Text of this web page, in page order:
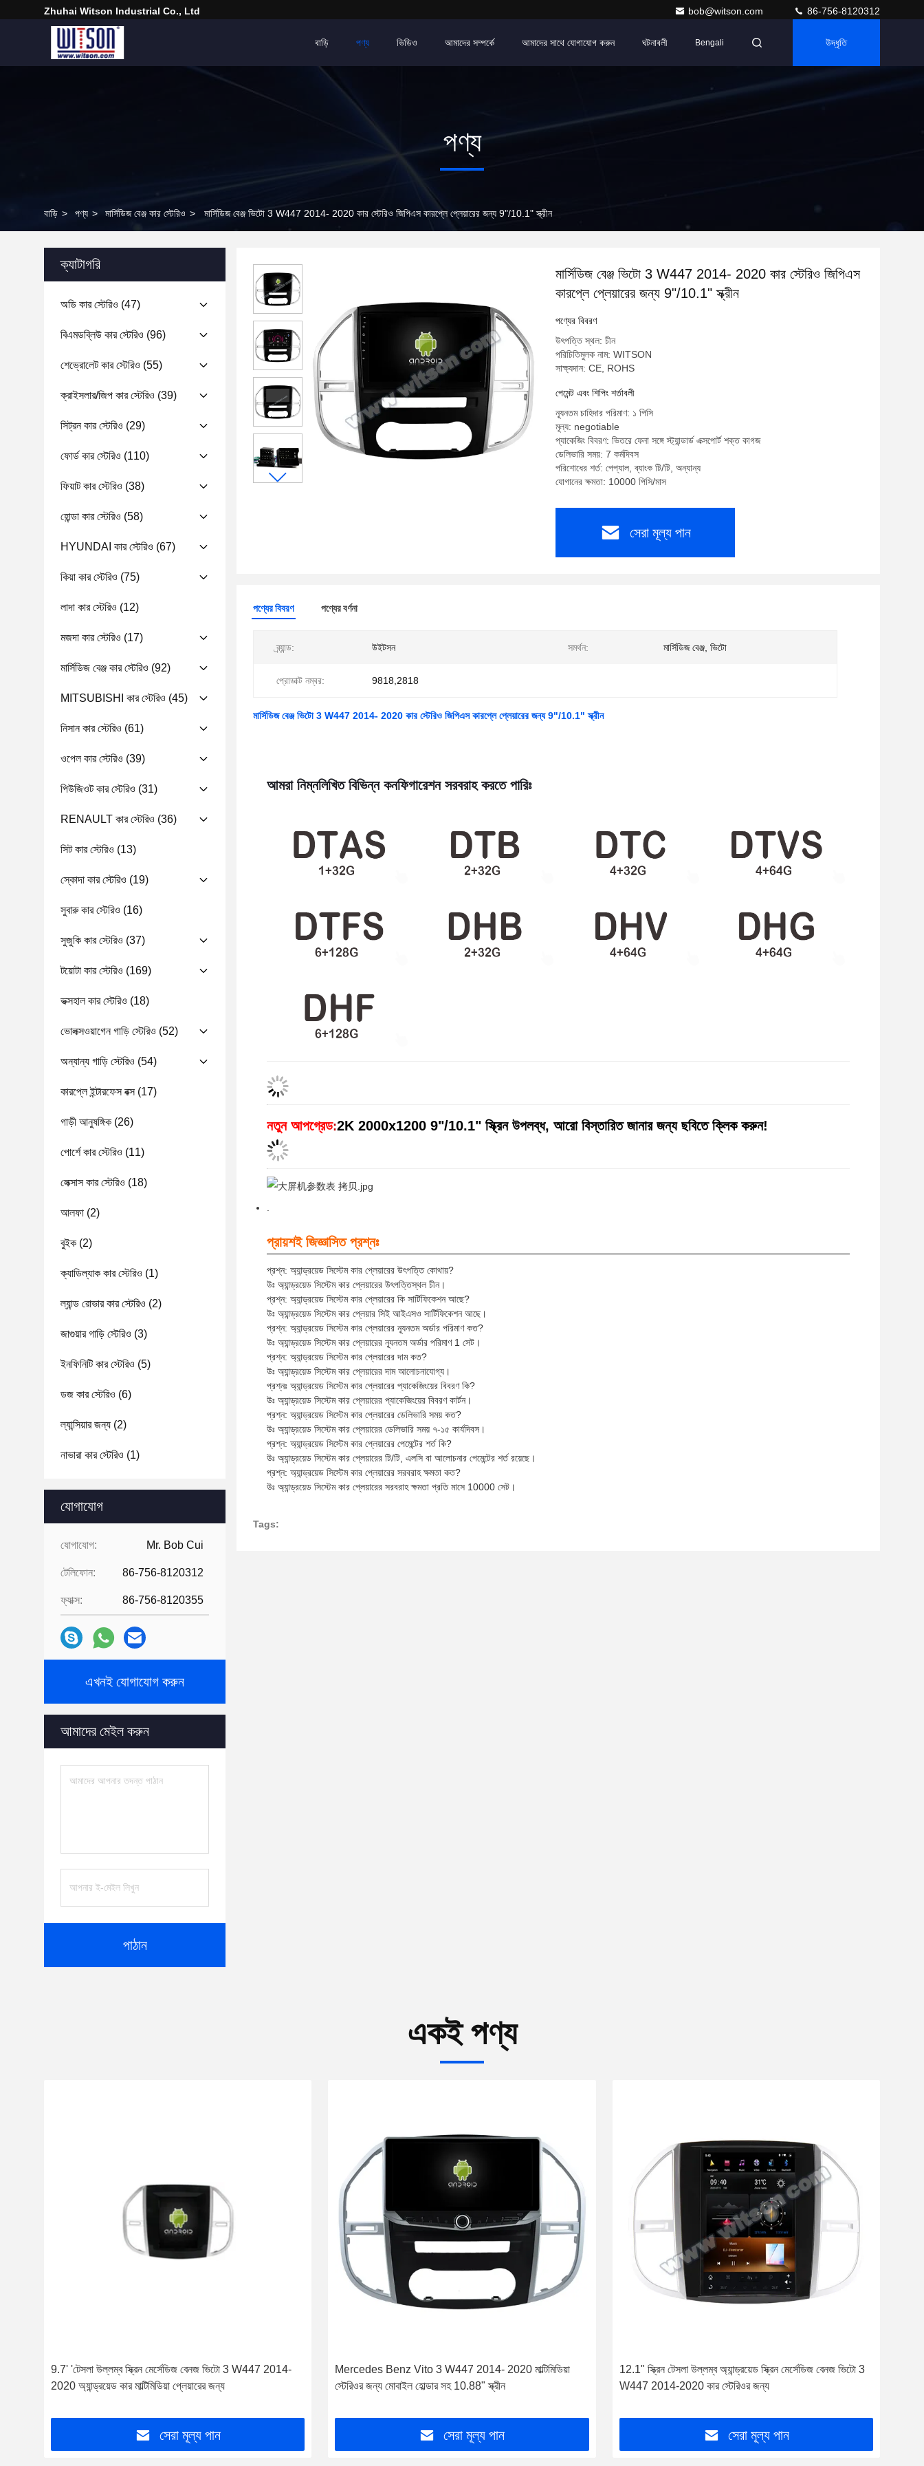
Zhuhai Witson Industrial Co., Ltd bob@witson.com 86-756-8120312
বাড়ি পণ্য ভিডিও আমাদের সম্পর্কে আমাদের সাথে যোগাযোগ করুন ঘটনাবলী Bengali উদ্ধৃতি
পণ্য
বাড়ি > পণ্য > মার্সিডিজ বেঞ্জ কার স্টেরিও > মার্সিডিজ বেঞ্জ ভিটো 3 W447 2014- 2020 কার স্টেরিও জিপিএস কারপ্লে প্লেয়ারের জন্য 9"/10.1" স্ক্রীন
ক্যাটাগরি
অডি কার স্টেরিও (47)
বিএমডব্লিউ কার স্টেরিও (96)
শেভ্রোলেট কার স্টেরিও (55)
ক্রাইসলার/জিপ কার স্টেরিও (39)
সিট্রন কার স্টেরিও (29)
ফোর্ড কার স্টেরিও (110)
ফিয়াট কার স্টেরিও (38)
হোন্ডা কার স্টেরিও (58)
HYUNDAI কার স্টেরিও (67)
কিয়া কার স্টেরিও (75)
লাদা কার স্টেরিও (12)
মজদা কার স্টেরিও (17)
মার্সিডিজ বেঞ্জ কার স্টেরিও (92)
MITSUBISHI কার স্টেরিও (45)
নিসান কার স্টেরিও (61)
ওপেল কার স্টেরিও (39)
পিউজিওট কার স্টেরিও (31)
RENAULT কার স্টেরিও (36)
সিট কার স্টেরিও (13)
স্কোদা কার স্টেরিও (19)
সুবারু কার স্টেরিও (16)
সুজুকি কার স্টেরিও (37)
টয়োটা কার স্টেরিও (169)
ভক্সহাল কার স্টেরিও (18)
ভোলক্সওয়াগেন গাড়ি স্টেরিও (52)
অন্যান্য গাড়ি স্টেরিও (54)
কারপ্লে ইন্টারফেস বক্স(17)
গাড়ী আনুষঙ্গিক (26)
পোর্শে কার স্টেরিও (11)
লেক্সাস কার স্টেরিও (18)
আলফা (2)
বুইক (2)
ক্যাডিল্যাক কার স্টেরিও (1)
ল্যান্ড রোভার কার স্টেরিও (2)
জাগুয়ার গাড়ি স্টেরিও (3)
ইনফিনিটি কার স্টেরিও (5)
ডজ কার স্টেরিও (6)
ল্যান্সিয়ার জন্য (2)
নাভারা কার স্টেরিও (1)
যোগাযোগ
যোগাযোগ: Mr. Bob Cui
টেলিফোন: 86-756-8120312
ফ্যাক্স: 86-756-8120355
এখনই যোগাযোগ করুন
আমাদের মেইল ​​করুন
পাঠান
মার্সিডিজ বেঞ্জ ভিটো 3 W447 2014- 2020 কার স্টেরিও জিপিএস
কারপ্লে প্লেয়ারের জন্য 9"/10.1" স্ক্রীন
পণ্যের বিবরণ
উৎপত্তি স্থল: চীন
পরিচিতিমুলক নাম: WITSON
সাক্ষ্যদান: CE, ROHS
পেমেন্ট এবং শিপিং শর্তাবলী
ন্যূনতম চাহিদার পরিমাণ: ১ পিসি
মূল্য: negotiable
প্যাকেজিং বিবরণ: ভিতরে ফেনা সঙ্গে স্ট্যান্ডার্ড এক্সপোর্ট শক্ত কাগজ
ডেলিভারি সময়: 7 কর্মদিবস
পরিশোধের শর্ত: পেপ্যাল, ব্যাংক টি/টি, অন্যান্য
যোগানের ক্ষমতা: 10000 পিসি/মাস
সেরা মূল্য পান
পণ্যের বিবরণ পণ্যের বর্ণনা
ব্র্যান্ড: উইটসন সমর্থন: মার্সিডিজ বেঞ্জ, ভিটো
প্রোডাক্ট নম্বর: 9818,2818
মার্সিডিজ বেঞ্জ ভিটো 3 W447 2014- 2020 কার স্টেরিও জিপিএস কারপ্লে প্লেয়ারের জন্য 9"/10.1" স্ক্রীন
আমরা নিম্নলিখিত বিভিন্ন কনফিগারেশন সরবরাহ করতে পারিঃ
নতুন আপগ্রেড:2K 2000x1200 9"/10.1" স্ক্রিন উপলব্ধ, আরো বিস্তারিত জানার জন্য ছবিতে ক্লিক করুন!
.
প্রায়শই জিজ্ঞাসিত প্রশ্নঃ
প্রশ্ন: অ্যান্ড্রয়েড সিস্টেম কার প্লেয়ারের উৎপত্তি কোথায়?
উঃ অ্যান্ড্রয়েড সিস্টেম কার প্লেয়ারের উৎপত্তিস্থল চীন।
প্রশ্ন: অ্যান্ড্রয়েড সিস্টেম কার প্লেয়ারের কি সার্টিফিকেশন আছে?
উঃ অ্যান্ড্রয়েড সিস্টেম কার প্লেয়ার সিই আইএসও সার্টিফিকেশন আছে।
প্রশ্ন: অ্যান্ড্রয়েড সিস্টেম কার প্লেয়ারের ন্যূনতম অর্ডার পরিমাণ কত?
উঃ অ্যান্ড্রয়েড সিস্টেম কার প্লেয়ারের ন্যূনতম অর্ডার পরিমাণ 1 সেট।
প্রশ্ন: অ্যান্ড্রয়েড সিস্টেম কার প্লেয়ারের দাম কত?
উঃ অ্যান্ড্রয়েড সিস্টেম কার প্লেয়ারের দাম আলোচনাযোগ্য।
প্রশ্নঃ অ্যান্ড্রয়েড সিস্টেম কার প্লেয়ারের প্যাকেজিংয়ের বিবরণ কি?
উঃ অ্যান্ড্রয়েড সিস্টেম কার প্লেয়ারের প্যাকেজিংয়ের বিবরণ কার্টন।
প্রশ্ন: অ্যান্ড্রয়েড সিস্টেম কার প্লেয়ারের ডেলিভারি সময় কত?
উঃ অ্যান্ড্রয়েড সিস্টেম কার প্লেয়ারের ডেলিভারি সময় ৭-১৫ কার্যদিবস।
প্রশ্ন: অ্যান্ড্রয়েড সিস্টেম কার প্লেয়ারের পেমেন্টের শর্ত কি?
উঃ অ্যান্ড্রয়েড সিস্টেম কার প্লেয়ারের টি/টি, এলসি বা আলোচনার পেমেন্টের শর্ত রয়েছে।
প্রশ্ন: অ্যান্ড্রয়েড সিস্টেম কার প্লেয়ারের সরবরাহ ক্ষমতা কত?
উঃ অ্যান্ড্রয়েড সিস্টেম কার প্লেয়ারের সরবরাহ ক্ষমতা প্রতি মাসে 10000 সেট।
Tags:
একই পণ্য
9.7' 'টেসলা উল্লম্ব স্ক্রিন মের্সেডিজ বেনজ ভিটো 3 W447 2014-
2020 অ্যান্ড্রয়েড কার মাল্টিমিডিয়া প্লেয়ারের জন্য
সেরা মূল্য পান
Mercedes Benz Vito 3 W447 2014- 2020 মাল্টিমিডিয়া
স্টেরিওর জন্য মোবাইল হোল্ডার সহ 10.88" স্ক্রীন
সেরা মূল্য পান
12.1" স্ক্রিন টেসলা উল্লম্ব অ্যান্ড্রয়েড স্ক্রিন মের্সেডিজ বেনজ ভিটো 3
W447 2014-2020 কার স্টেরিওর জন্য
সেরা মূল্য পান